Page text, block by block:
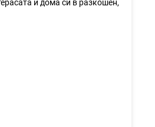
и дома си в разкошен,